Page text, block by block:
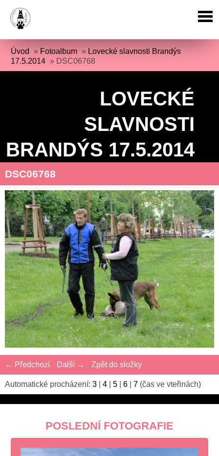
Úvod » Fotoalbum » Lovecké slavnosti Brandýs
17.5.2014 » DSC06768
LOVECKÉ
SLAVNOSTI
BRANDÝS 17.5.2014
DSC06768
← Předchozí Další → Zpět do složky
Automatické procházení: 3 4 5 6 7 (čas ve vteřinách)
POSLEDNÍ FOTOGRAFIE